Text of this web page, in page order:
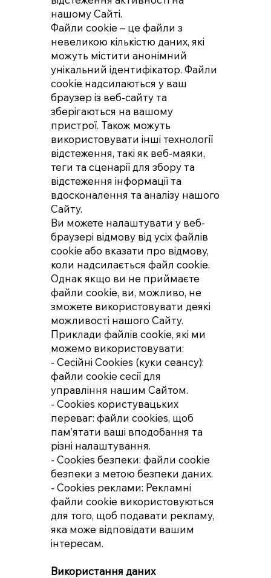
нашому Сайті.
Файли cookie – це файли з
невеликою кількістю даних, які
можуть містити анонімний
унікальний ідентифікатор. Файли
cookie надсилаються у ваш
браузер із веб-сайту та
зберігаються на вашому
пристрої. Також можуть
використовувати інші технології
відстеження, такі як веб-маяки,
теги та сценарії для збору та
відстеження інформації та
вдосконалення та аналізу нашого
Сайту.
Ви можете налаштувати у веб-
браузері відмову від усіх файлів
cookie або вказати про відмову,
коли надсилається файл cookie.
Однак якщо ви не приймаєте
файли cookie, ви, можливо, не
зможете використовувати деякі
можливості нашого Сайту.
Приклади файлів cookie, які ми
можемо використовувати:
- Сесійні Cookies (куки сеансу):
файли cookie сесії для
управління нашим Сайтом.
- Cookies користувацьких
переваг: файли cookies, щоб
пам’ятати ваші вподобання та
різні налаштування.
- Cookies безпеки: файли cookie
безпеки з метою безпеки даних.
- Cookies реклами: Рекламні
файли cookie використовуються
для того, щоб подавати рекламу,
яка може відповідати вашим
інтересам.
Використання даних